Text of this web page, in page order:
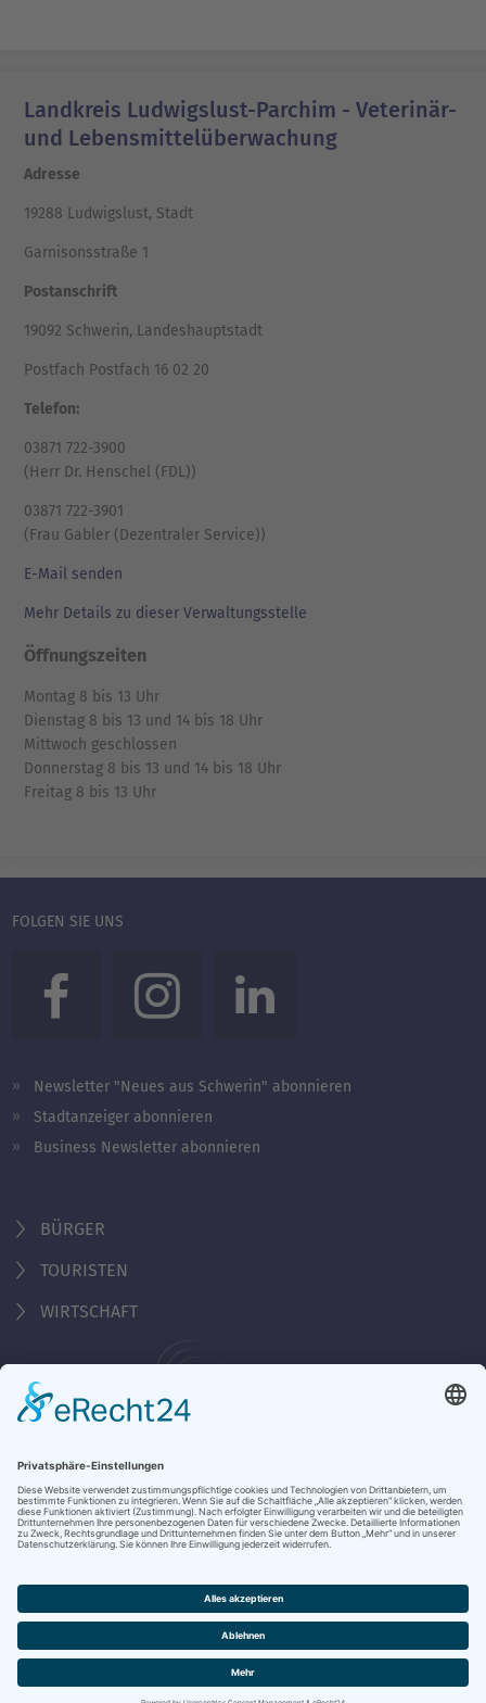
Landkreis Ludwigslust-Parchim - Veterinär-
und Lebensmittelüberwachung
Adresse
19288 Ludwigslust, Stadt
Garnisonsstraße 1
Postanschrift
19092 Schwerin, Landeshauptstadt
Postfach Postfach 16 02 20
Telefon:
03871 722-3900
(Herr Dr. Henschel (FDL))
03871 722-3901
(Frau Gabler (Dezentraler Service))
E-Mail senden
Mehr Details zu dieser Verwaltungsstelle
Öffnungszeiten
Montag 8 bis 13 Uhr
Dienstag 8 bis 13 und 14 bis 18 Uhr
Mittwoch geschlossen
Donnerstag 8 bis 13 und 14 bis 18 Uhr
Freitag 8 bis 13 Uhr
FOLGEN SIE UNS
Newsletter "Neues aus Schwerin" abonnieren
Stadtanzeiger abonnieren
Business Newsletter abonnieren
BÜRGER
TOURISTEN
WIRTSCHAFT
Behördennummer 115
KONTAKT
NOTRUFE & HOTLINES
JOBS
STADTANZEIGER
BROSCHÜREN
PRESSE
DATENSCHUTZ